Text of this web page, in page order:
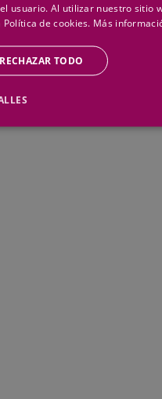
usuario. Al utilizar nuestro sitio
de cookies. Más
RECHAZAR TODO